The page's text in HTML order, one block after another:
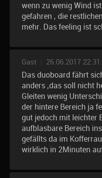
wenn zu wenig Wind
gefahren , die
mehr. Das feeling ist
Gast 26.06.2017
Das duoboard fährt
anders ,das soll nicht
Gleiten wenig
der hintere Bereich ja
gut jedoch mit leichter
aufblasbare Bereich
gefällts da im
wirklich in 2Minuten